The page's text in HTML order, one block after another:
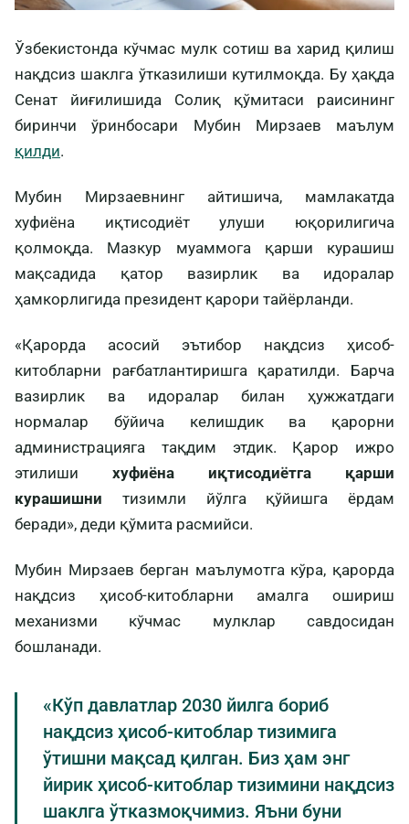
Ўзбекистонда кўчмас мулк сотиш ва харид қилиш
нақдсиз шаклга ўтказилиши кутилмоқда. Бу ҳақда
Сенат йиғилишида Солиқ қўмитаси раисининг
биринчи ўринбосари Мубин Мирзаев маълум
қилди.
Мубин Мирзаевнинг айтишича, мамлакатда
хуфиёна иқтисодиёт улуши юқорилигича
қолмоқда. Мазкур муаммога қарши курашиш
мақсадида қатор вазирлик ва идоралар
ҳамкорлигида президент қарори тайёрланди.
«Қарорда асосий эътибор нақдсиз ҳисоб-
китобларни рағбатлантиришга қаратилди. Барча
вазирлик ва идоралар билан ҳужжатдаги
нормалар бўйича келишдик ва қарорни
администрацияга тақдим этдик. Қарор ижро
этилиши хуфиёна иқтисодиётга қарши
курашишни тизимли йўлга қўйишга ёрдам
беради», деди қўмита расмийси.
Мубин Мирзаев берган маълумотга кўра, қарорда
нақдсиз ҳисоб-китобларни амалга ошириш
механизми кўчмас мулклар савдосидан
бошланади.
«Кўп давлатлар 2030 йилга бориб
нақдсиз ҳисоб-китоблар тизимига
ўтишни мақсад қилган. Биз ҳам энг
йирик ҳисоб-китоблар тизимини нақдсиз
шаклга ўтказмоқчимиз. Яъни буни